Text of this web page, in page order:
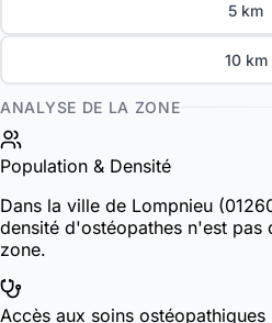
5 km
10 km
ANALYSE DE LA ZONE
Population & Densité
Dans la ville de Lompnieu
densité d'ostéopathes n'est pas
zone.
Accès aux soins ostéopathiques